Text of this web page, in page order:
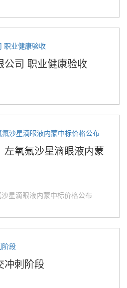
公司 职业健康验收
氧氟沙星滴眼液内蒙
星滴眼液内蒙中标价格公布
冲刺阶段